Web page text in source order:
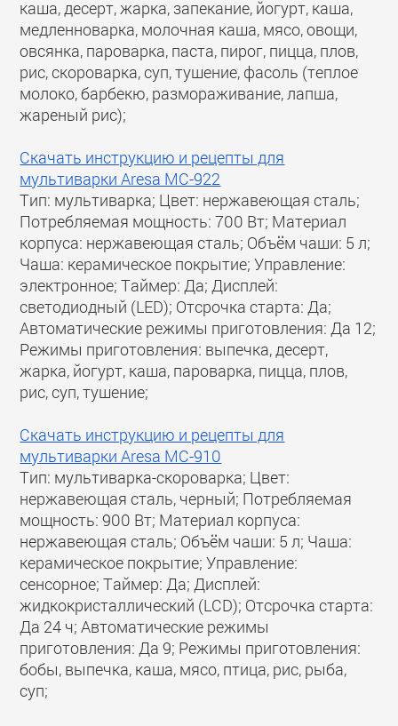
каша, десерт, жарка, запекание, йогурт, каша,
медленноварка, молочная каша, мясо, овощи,
овсянка, пароварка, паста, пирог, пицца, плов,
рис, скороварка, суп, тушение, фасоль (теплое
молоко, барбекю, размораживание, лапша,
жареный рис);
Скачать инструкцию и рецепты для
мультиварки Aresa MC-922
Тип: мультиварка; Цвет: нержавеющая сталь;
Потребляемая мощность: 700 Вт; Материал
корпуса: нержавеющая сталь; Объём чаши: 5 л;
Чаша: керамическое покрытие; Управление:
электронное; Таймер: Да; Дисплей:
светодиодный (LED); Отсрочка старта: Да;
Автоматические режимы приготовления: Да 12;
Режимы приготовления: выпечка, десерт,
жарка, йогурт, каша, пароварка, пицца, плов,
рис, суп, тушение;
Скачать инструкцию и рецепты для
мультиварки Aresa MC-910
Тип: мультиварка-скороварка; Цвет:
нержавеющая сталь, черный; Потребляемая
мощность: 900 Вт; Материал корпуса:
нержавеющая сталь; Объём чаши: 5 л; Чаша:
керамическое покрытие; Управление:
сенсорное; Таймер: Да; Дисплей:
жидкокристаллический (LCD); Отсрочка старта:
Да 24 ч; Автоматические режимы
приготовления: Да 9; Режимы приготовления:
бобы, выпечка, каша, мясо, птица, рис, рыба,
суп;